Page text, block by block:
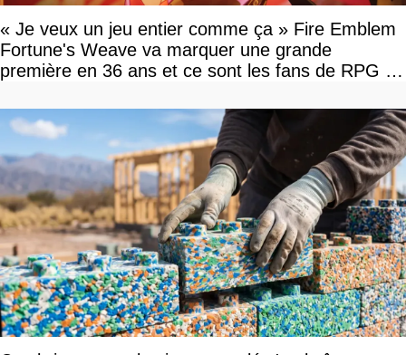
« Je veux un jeu entier comme ça » Fire Emblem
Fortune's Weave va marquer une grande
première en 36 ans et ce sont les fans de RPG en